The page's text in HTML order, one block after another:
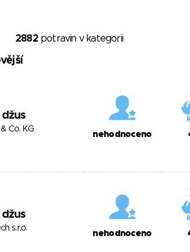
2882potravin v kategorii
Co. KG
nehodnoceno
s.r.o.
nehodnoceno